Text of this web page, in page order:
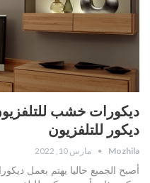
ديكور للتلفزيون
Mozhila مارس 10, 2022